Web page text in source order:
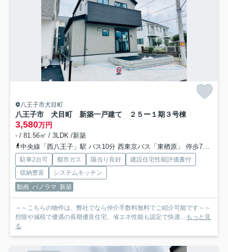
八王子市犬目町
八王子市 犬目町 新築一戸建て ２５ー１期 ３号棟
3,580万円
- / 81.56㎡ / 3LDK /新築
中央線「西八王子」駅 バス10分 西東京バス「東楢原」 停歩7分
駐車2台可 都市ガス 陽当り良好
建設住宅性能評価書付
収納豊富
システムキッチン
動画 パノラマ 新築
～～こちらの物件は、弊社でなら仲介手数料無料でご紹介可能です～～
控除や減税で優遇の長期優良住宅、省エネ性能も認定で快適... もっと見
る